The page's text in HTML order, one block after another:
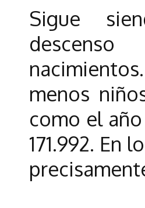
Sigue
menos
como el
171.992. En